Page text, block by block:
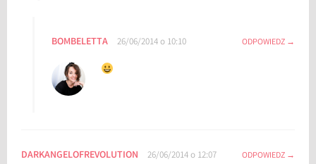
BOMBELETTA 26/06/2014 o 10:10 ODPOWIEDZ
DARKANGELOFREVOLUTION 26/06/2014 o 12:07 ODPOWIEDZ